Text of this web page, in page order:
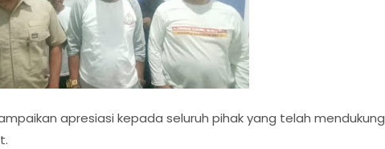
apresiasi kepada seluruh pihak yang telah mendukung